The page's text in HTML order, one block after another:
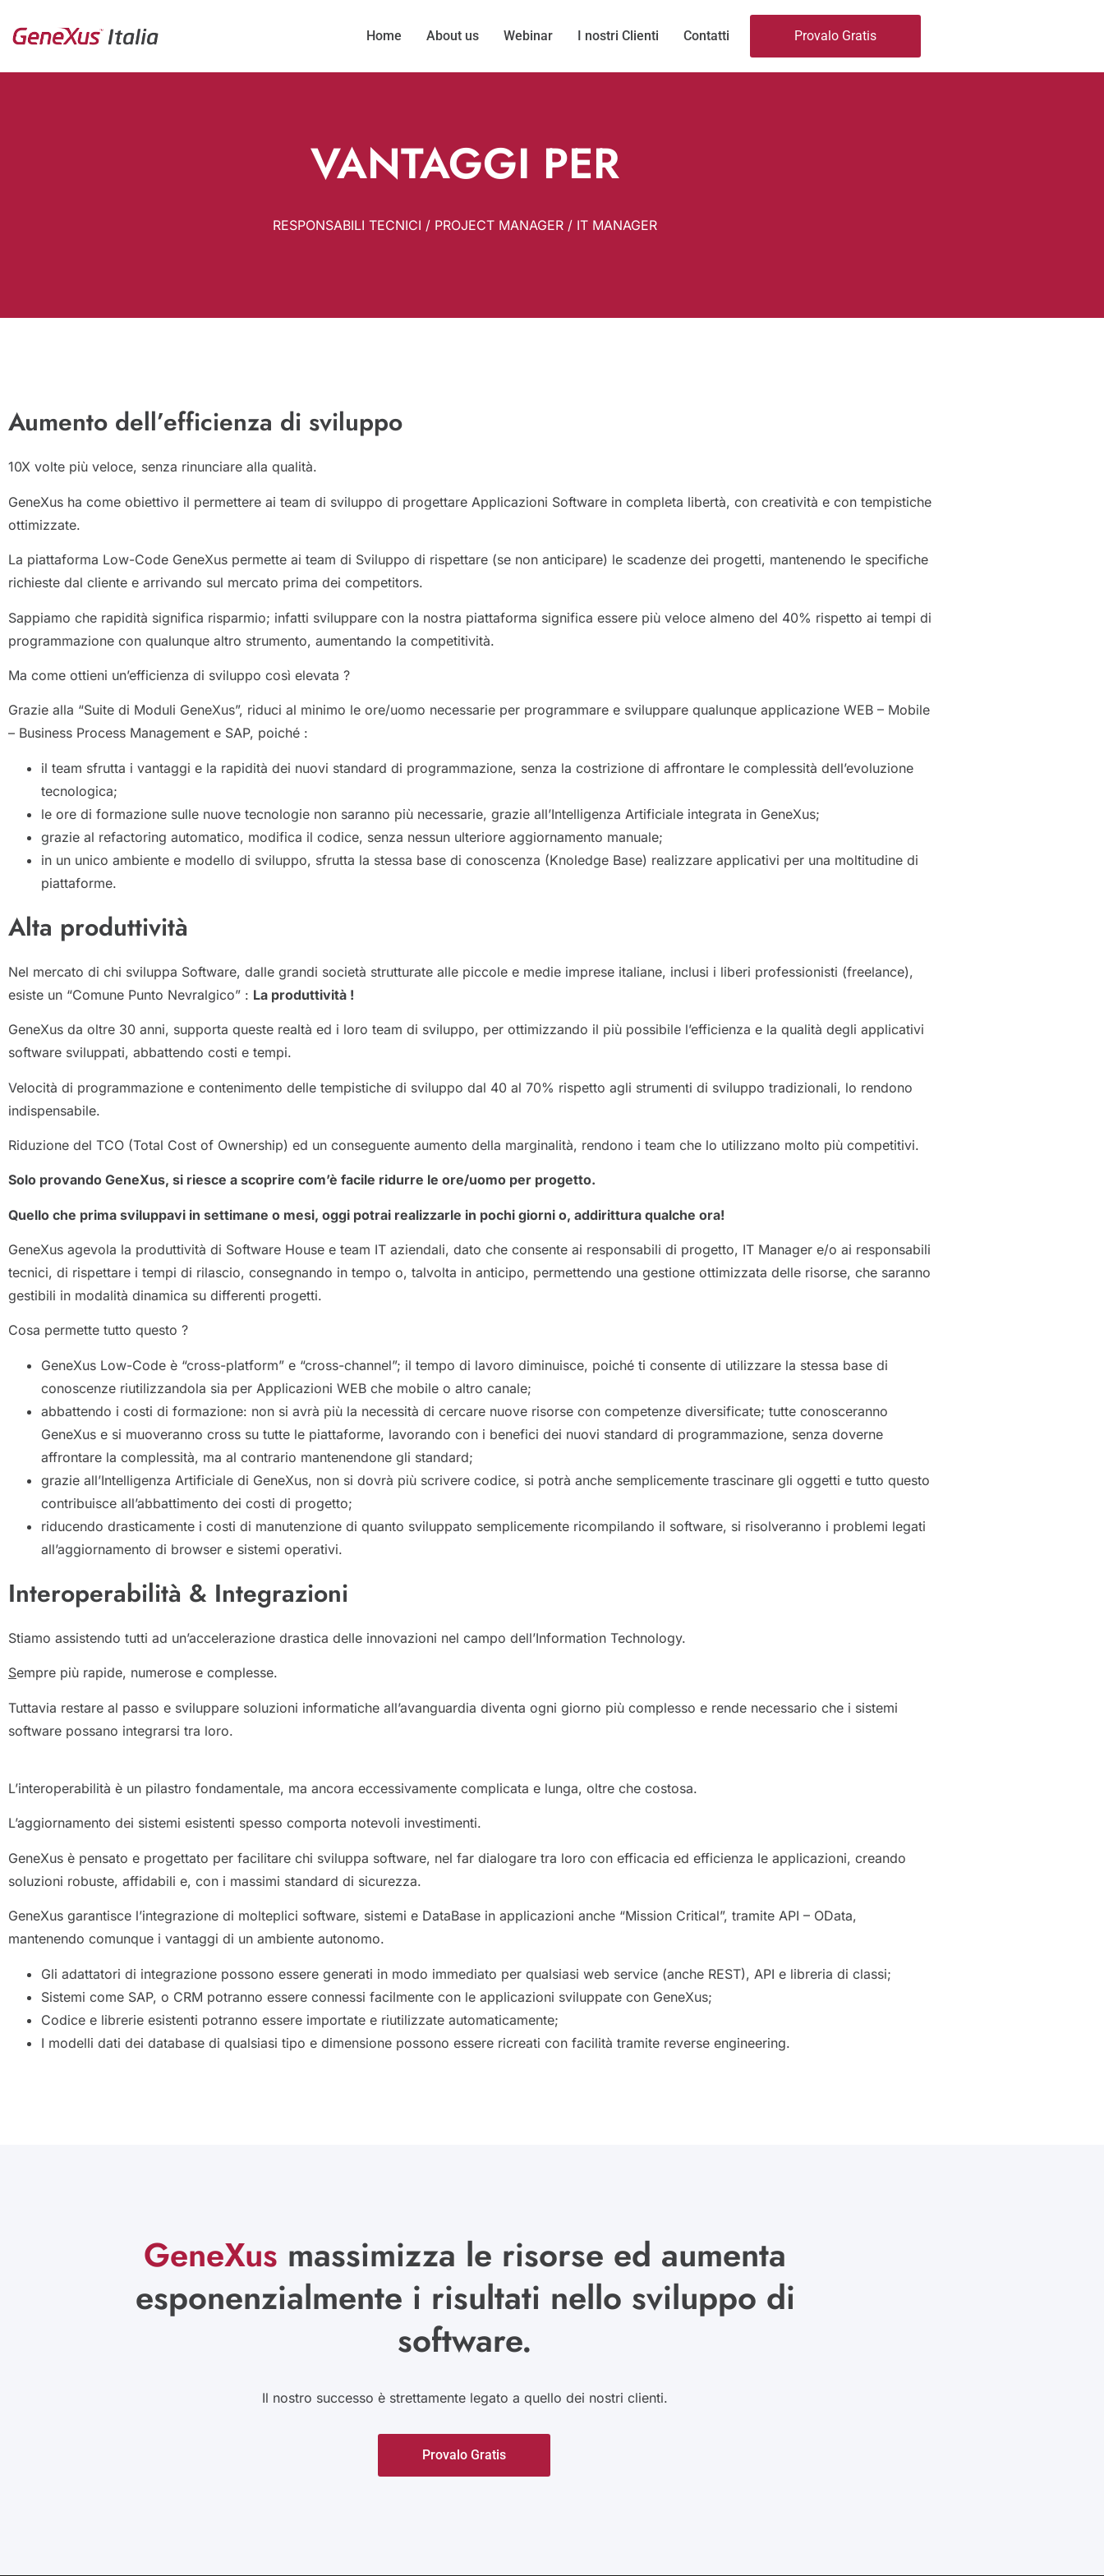
Home About us Webinar I nostri Clienti Contatti Provalo Gratis
VANTAGGI PER
RESPONSABILI TECNICI / PROJECT MANAGER / IT MANAGER
Aumento dell’efficienza di sviluppo
10X volte più veloce, senza rinunciare alla qualità.
GeneXus ha come obiettivo il permettere ai team di sviluppo di progettare Applicazioni Software in completa libertà, con creatività e con tempistiche
ottimizzate.
La piattaforma Low-Code GeneXus permette ai team di Sviluppo di rispettare (se non anticipare) le scadenze dei progetti, mantenendo le specifiche
richieste dal cliente e arrivando sul mercato prima dei competitors.
Sappiamo che rapidità significa risparmio; infatti sviluppare con la nostra piattaforma significa essere più veloce almeno del 40% rispetto ai tempi di
programmazione con qualunque altro strumento, aumentando la competitività.
Ma come ottieni un’efficienza di sviluppo così elevata ?
Grazie alla “Suite di Moduli GeneXus”, riduci al minimo le ore/uomo necessarie per programmare e sviluppare qualunque applicazione WEB – Mobile
– Business Process Management e SAP, poiché :
il team sfrutta i vantaggi e la rapidità dei nuovi standard di programmazione, senza la costrizione di affrontare le complessità dell’evoluzione
tecnologica;
le ore di formazione sulle nuove tecnologie non saranno più necessarie, grazie all’Intelligenza Artificiale integrata in GeneXus;
grazie al refactoring automatico, modifica il codice, senza nessun ulteriore aggiornamento manuale;
in un unico ambiente e modello di sviluppo, sfrutta la stessa base di conoscenza (Knoledge Base) realizzare applicativi per una moltitudine di
piattaforme.
Alta produttività
Nel mercato di chi sviluppa Software, dalle grandi società strutturate alle piccole e medie imprese italiane, inclusi i liberi professionisti (freelance),
esiste un “Comune Punto Nevralgico” : La produttività !
GeneXus da oltre 30 anni, supporta queste realtà ed i loro team di sviluppo, per ottimizzando il più possibile l’efficienza e la qualità degli applicativi
software sviluppati, abbattendo costi e tempi.
Velocità di programmazione e contenimento delle tempistiche di sviluppo dal 40 al 70% rispetto agli strumenti di sviluppo tradizionali, lo rendono
indispensabile.
Riduzione del TCO (Total Cost of Ownership) ed un conseguente aumento della marginalità, rendono i team che lo utilizzano molto più competitivi.
Solo provando GeneXus, si riesce a scoprire com’è facile ridurre le ore/uomo per progetto.
Quello che prima sviluppavi in settimane o mesi, oggi potrai realizzarle in pochi giorni o, addirittura qualche ora!
GeneXus agevola la produttività di Software House e team IT aziendali, dato che consente ai responsabili di progetto, IT Manager e/o ai responsabili
tecnici, di rispettare i tempi di rilascio, consegnando in tempo o, talvolta in anticipo, permettendo una gestione ottimizzata delle risorse, che saranno
gestibili in modalità dinamica su differenti progetti.
Cosa permette tutto questo ?
GeneXus Low-Code è “cross-platform” e “cross-channel”; il tempo di lavoro diminuisce, poiché ti consente di utilizzare la stessa base di
conoscenze riutilizzandola sia per Applicazioni WEB che mobile o altro canale;
abbattendo i costi di formazione: non si avrà più la necessità di cercare nuove risorse con competenze diversificate; tutte conosceranno
GeneXus e si muoveranno cross su tutte le piattaforme, lavorando con i benefici dei nuovi standard di programmazione, senza doverne
affrontare la complessità, ma al contrario mantenendone gli standard;
grazie all’Intelligenza Artificiale di GeneXus, non si dovrà più scrivere codice, si potrà anche semplicemente trascinare gli oggetti e tutto questo
contribuisce all’abbattimento dei costi di progetto;
riducendo drasticamente i costi di manutenzione di quanto sviluppato semplicemente ricompilando il software, si risolveranno i problemi legati
all’aggiornamento di browser e sistemi operativi.
Interoperabilità & Integrazioni
Stiamo assistendo tutti ad un’accelerazione drastica delle innovazioni nel campo dell’Information Technology.
Sempre più rapide, numerose e complesse.
Tuttavia restare al passo e sviluppare soluzioni informatiche all’avanguardia diventa ogni giorno più complesso e rende necessario che i sistemi
software possano integrarsi tra loro.
L’interoperabilità è un pilastro fondamentale, ma ancora eccessivamente complicata e lunga, oltre che costosa.
L’aggiornamento dei sistemi esistenti spesso comporta notevoli investimenti.
GeneXus è pensato e progettato per facilitare chi sviluppa software, nel far dialogare tra loro con efficacia ed efficienza le applicazioni, creando
soluzioni robuste, affidabili e, con i massimi standard di sicurezza.
GeneXus garantisce l’integrazione di molteplici software, sistemi e DataBase in applicazioni anche “Mission Critical”, tramite API – OData,
mantenendo comunque i vantaggi di un ambiente autonomo.
Gli adattatori di integrazione possono essere generati in modo immediato per qualsiasi web service (anche REST), API e libreria di classi;
Sistemi come SAP, o CRM potranno essere connessi facilmente con le applicazioni sviluppate con GeneXus;
Codice e librerie esistenti potranno essere importate e riutilizzate automaticamente;
I modelli dati dei database di qualsiasi tipo e dimensione possono essere ricreati con facilità tramite reverse engineering.
GeneXus massimizza le risorse ed aumenta
esponenzialmente i risultati nello sviluppo di
software.
Il nostro successo è strettamente legato a quello dei nostri clienti.
Provalo Gratis